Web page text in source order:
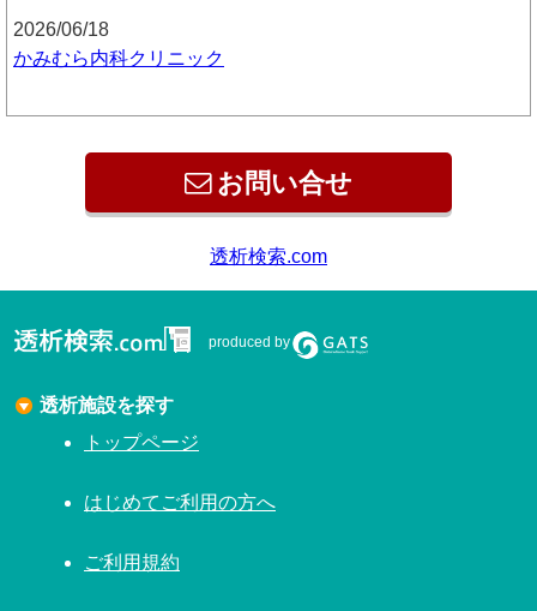
2026/06/18
かみむら内科クリニック
お問い合せ
produced by
透析施設を探す
トップページ
はじめてご利用の方へ
ご利用規約